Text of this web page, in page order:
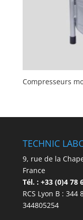
Compresseurs
TECHNIC
9, rue de la
France
Tél. : +33 (0)4 78
RCS Lyon B : 344
344805254